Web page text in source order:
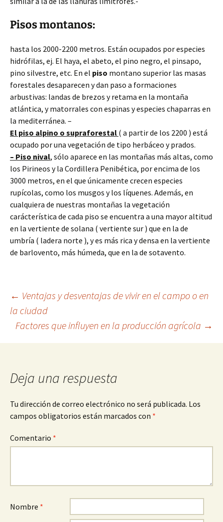
Pisos montanos:
hasta los 2000-2200 metros. Están ocupados por especies
hidrófilas, ej. El haya, el abeto, el pino negro, el pinsapo,
pino silvestre, etc. En el piso montano superior las masas
forestales desaparecen y dan paso a formaciones
arbustivas: landas de brezos y retama en la montaña
atlántica, y matorrales con espinas y especies chaparras en
la mediterránea. –
El piso alpino o supraforestal ( a partir de los 2200 ) está
ocupado por una vegetación de tipo herbáceo y prados.
– Piso nival, sólo aparece en las montañas más altas, como
los Pirineos y la Cordillera Penibética, por encima de los
3000 metros, en el que únicamente crecen especies
rupícolas, como los musgos y los líquenes. Además, en
cualquiera de nuestras montañas la vegetación
carácterística de cada piso se encuentra a una mayor altitud
en la vertiente de solana ( vertiente sur ) que en la de
umbría ( ladera norte ), y es más rica y densa en la vertiente
de barlovento, más húmeda, que en la de sotavento.
Navegación
de
← Ventajas y desventajas de vivir en el campo o en
la ciudad
Factores que influyen en la producción agrícola →
Deja una respuesta
Tu dirección de correo electrónico no será publicada. Los
campos obligatorios están marcados con *
Comentario *
Nombre *